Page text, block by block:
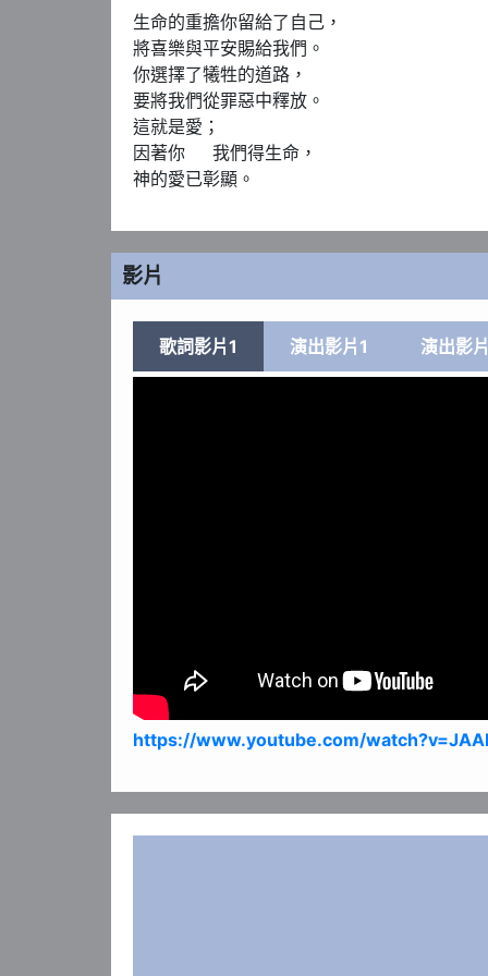
生命的重擔你留給了自己，
將喜樂與平安賜給我們。
你選擇了犧牲的道路，
要將我們從罪惡中釋放。
這就是愛；
因著你     我們得生命，
神的愛已彰顯。
影片
歌詞影片1 演出影片1 演出影
https://www.youtube.com/